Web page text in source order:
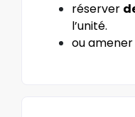
réserver
l’unité.
ou amener